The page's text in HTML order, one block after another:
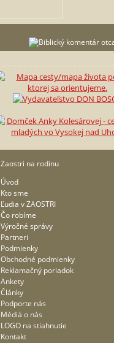
Zaostri na rodinu
Úvod
Kto sme
Ľudia v ZAOSTRI
Čo robíme
Výročné správy
Partneri
Podmienky
Obchodné podmienky
Reklamačný poriadok
Ankety
Články
Podporte nás
Médiá o nás
LOGO na stiahnutie
Kontakt